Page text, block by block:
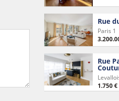
Rue
Paris 1
Rue
1.750 €